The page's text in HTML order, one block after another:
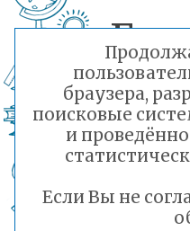
браузера,
поисковые
и
Если Вы не